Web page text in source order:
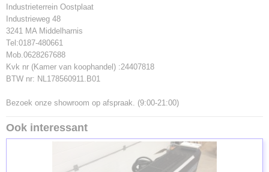
Industrieterrein Oostplaat
Industrieweg 48
3241 MA Middelharnis
Tel:0187-480661
Mob.0628267688
Kvk nr (Kamer van koophandel) :24407818
BTW nr: NL178560911.B01
Bezoek onze showroom op afspraak. (9:00-21:00)
Ook interessant